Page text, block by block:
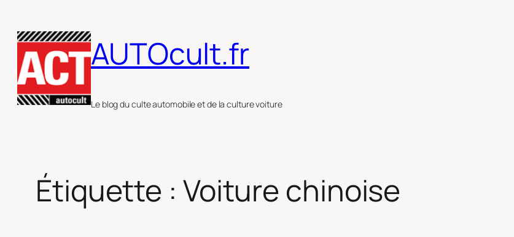
au
contenu
AUTOcult.fr
Le blog du culte automobile et de la culture voiture
Étiquette : Voiture chinoise